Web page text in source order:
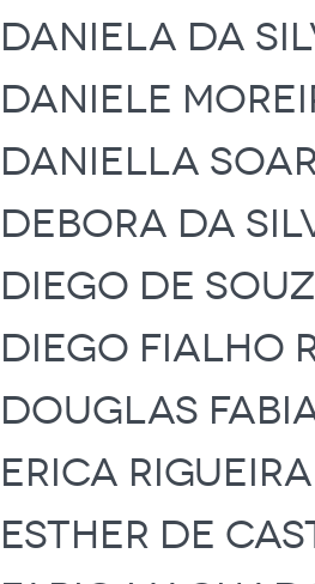
DANIELA DA
DANIELE
DANIELLA
DEBORA DA
DIEGO DE
DIEGO FIALHO
DOUGLAS
ERICA
ESTHER DE